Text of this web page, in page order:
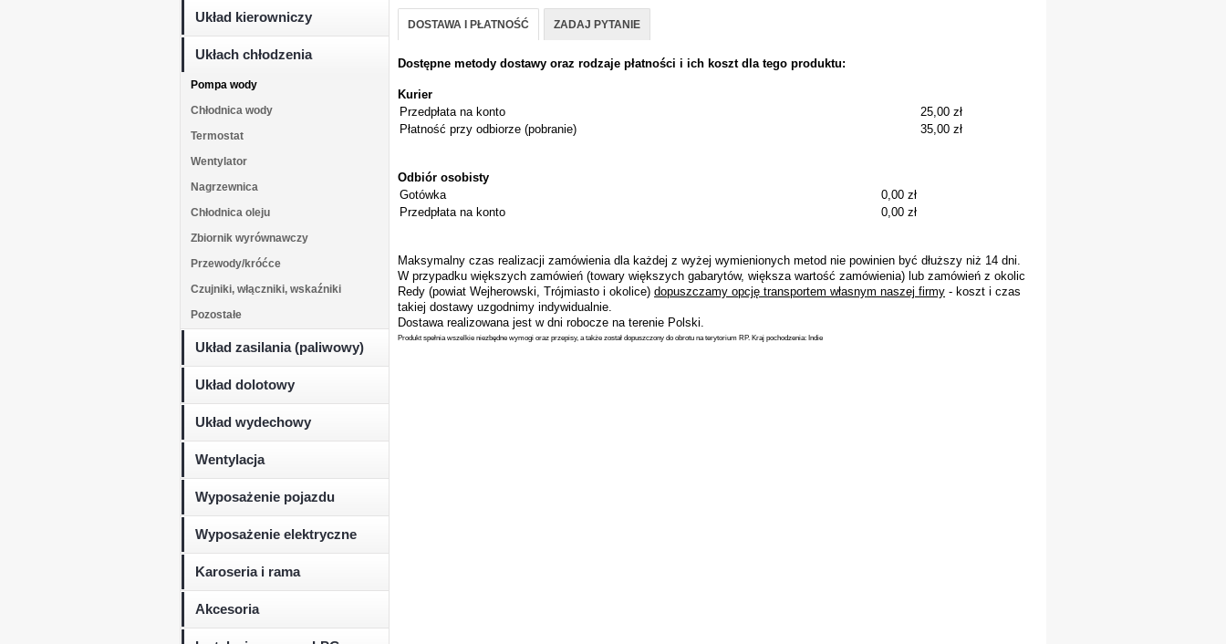
Układ kierowniczy
Ukłach chłodzenia
Pompa wody
Chłodnica wody
Termostat
Wentylator
Nagrzewnica
Chłodnica oleju
Zbiornik wyrównawczy
Przewody/króćce
Czujniki, włączniki, wskaźniki
Pozostałe
Układ zasilania (paliwowy)
Układ dolotowy
Układ wydechowy
Wentylacja
Wyposażenie pojazdu
Wyposażenie elektryczne
Karoseria i rama
Akcesoria
DOSTAWA I PŁATNOŚĆ ZADAJ PYTANIE
Dostępne metody dostawy oraz rodzaje płatności i ich koszt dla tego produktu:
Kurier
Przedpłata na konto
25,00 zł
Płatność przy odbiorze (pobranie)
35,00 zł
Odbiór osobisty
Gotówka
0,00 zł
Przedpłata na konto
0,00 zł
Maksymalny czas realizacji zamówienia dla każdej z wyżej wymienionych metod nie powinien być dłuższy niż 14 dni.
W przypadku większych zamówień (towary większych gabarytów, większa wartość zamówienia) lub zamówień z okolic
Redy (powiat Wejherowski, Trójmiasto i okolice) dopuszczamy opcję transportem własnym naszej firmy - koszt i czas
takiej dostawy uzgodnimy indywidualnie.
Dostawa realizowana jest w dni robocze na terenie Polski.
Produkt spełnia wszelkie niezbędne wymogi oraz przepisy, a także został dopuszczony do obrotu na terytorium RP. Kraj pochodzenia: Indie